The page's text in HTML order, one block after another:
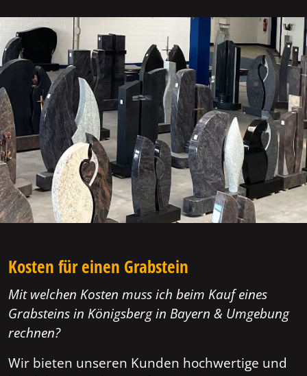
Kosten für einen Grabstein
Mit welchen Kosten muss ich beim Kauf eines
Grabsteins in Königsberg in Bayern & Umgebung
rechnen?
Wir bieten unseren Kunden hochwertige und